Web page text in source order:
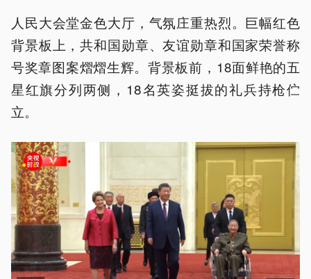
人民大会堂金色大厅，气氛庄重热烈。巨幅红色
背景板上，共和国勋章、友谊勋章和国家荣誉称
号奖章图案熠熠生辉。背景板前，18面鲜艳的五
星红旗分列两侧，18名英姿挺拔的礼兵持枪伫
立。